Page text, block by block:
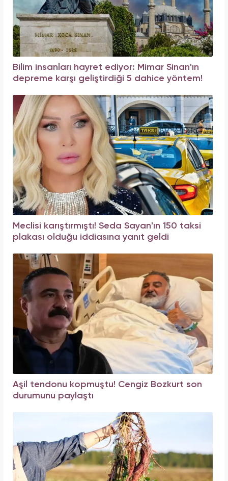
Bilim insanları hayret ediyor: Mimar Sinan'ın
depreme karşı geliştirdiği 5 dahice yöntem!
Meclisi karıştırmıştı! Seda Sayan'ın 150 taksi
plakası olduğu iddiasına yanıt geldi
Aşil tendonu kopmuştu! Cengiz Bozkurt son
durumunu paylaştı